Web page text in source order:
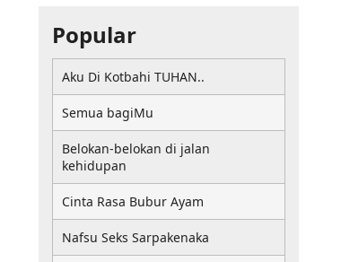
Popular
Aku Di Kotbahi TUHAN..
Semua bagiMu
Belokan-belokan di jalan
kehidupan
Cinta Rasa Bubur Ayam
Nafsu Seks Sarpakenaka